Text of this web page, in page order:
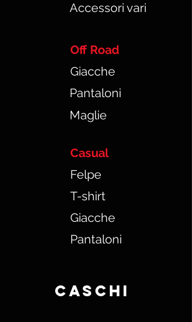
Accessori vari
Off Road
Giacche
Pantaloni
Maglie
Casual
Felpe
T-shirt
Giacche
Pantaloni
Caschi